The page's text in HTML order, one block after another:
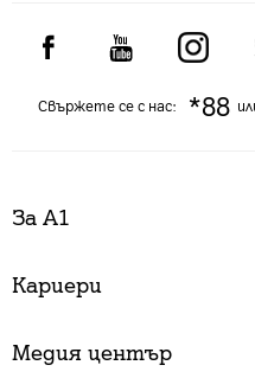
Свържете се с нас: *88
За А1
Кариери
Медия център